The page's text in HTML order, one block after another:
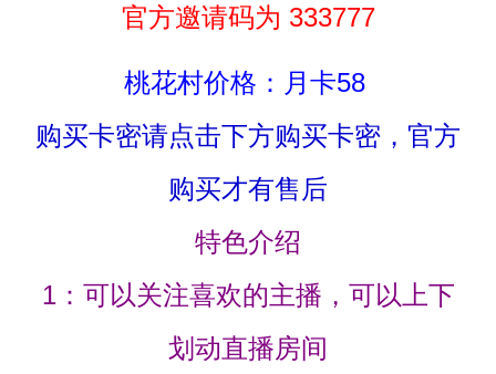
官方邀请码为 333777
桃花村价格：月卡58
购买卡密请点击下方购买卡密，官方
购买才有售后
特色介绍
1：可以关注喜欢的主播，可以上下
划动直播房间